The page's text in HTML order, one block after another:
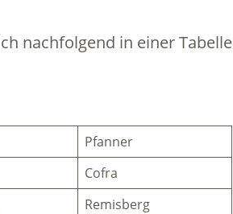
nachfolgend in einer Tabelle
Pfanner
Cofra
Remisberg